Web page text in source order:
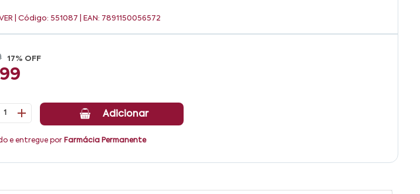
| Código: 551087 | EAN: 7891150056572
17% OFF
1 Adicionar
e entregue por Farmácia Permanente